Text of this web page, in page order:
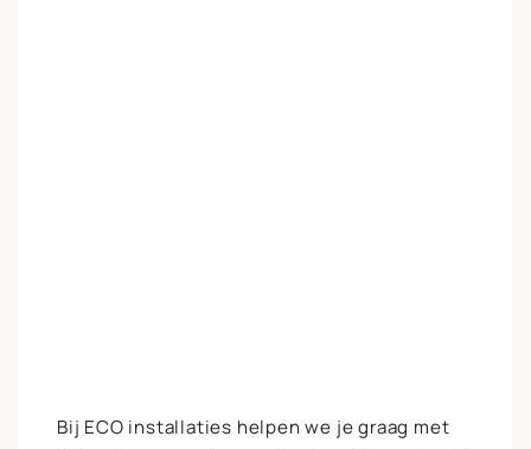
Bij ECO installaties helpen we je graag met